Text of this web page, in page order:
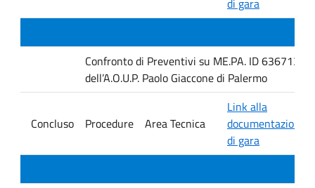
Confronto di Preventivi su ME.PA. ID 6367131
dell’A.O.U.P. Paolo Giaccone di Palermo
Concluso Procedure Area Tecnica
Link alla
documentazione
di gara